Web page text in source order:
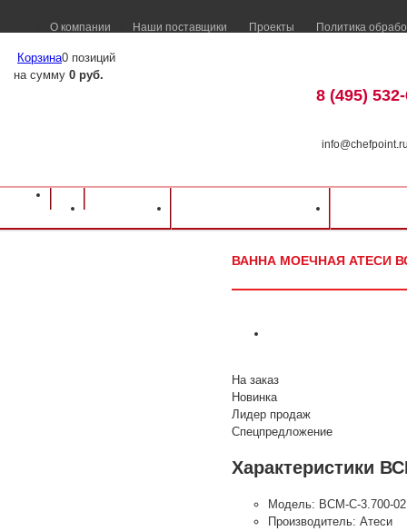
О компании Наши поставщики Проекты Политика
Корзина0 позиций
на сумму 0 руб.
8 (495)
Каталог оборудования
ВАННА МОЕЧНАЯ АТЕСИ
На заказ
Новинка
Лидер продаж
Спецпредложение
Характеристики
Модель: ВСМ-С-3.700-02
Производитель: Атеси